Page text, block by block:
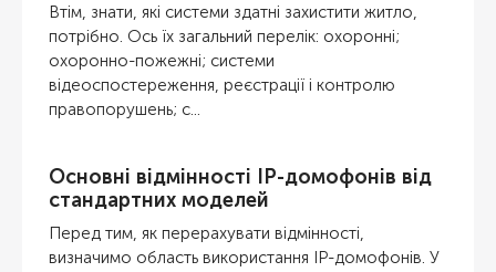
Втім, знати, які системи здатні захистити житло,
потрібно. Ось їх загальний перелік: охоронні;
охоронно-пожежні; системи
відеоспостереження, реєстрації і контролю
правопорушень; с...
Основні відмінності IP-домофонів від
стандартних моделей
Перед тим, як перерахувати відмінності,
визначимо область використання IP-домофонів. У